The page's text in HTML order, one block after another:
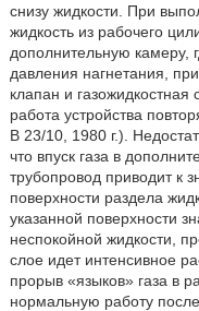
снизу жидкости. При
жидкость из рабочего
дополнительную камеру,
давления нагнетания,
клапан и
работа устройства
B 23/10, 1980 г.).
что впуск газа в
трубопровод приводит к
поверхности раздела
указанной поверхности
неспокойной жидкости,
слое идет интенсивное
прорыв «языков» газа в
нормальную работу